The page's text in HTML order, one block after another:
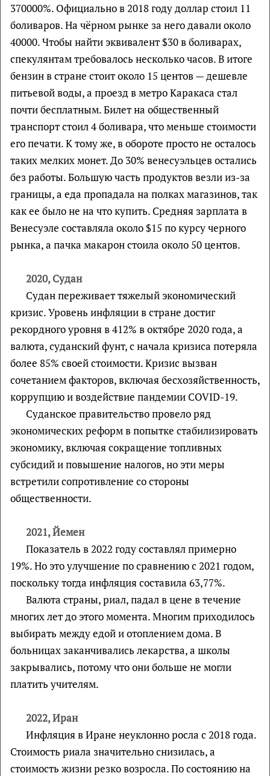
370000%. Официально в 2018 году доллар стоил 11
боливаров. На чёрном рынке за него давали около
40000. Чтобы найти эквивалент $30 в боливарах,
спекулянтам требовалось несколько часов. В итоге
бензин в стране стоит около 15 центов — дешевле
питьевой воды, а проезд в метро Каракаса стал
почти бесплатным. Билет на общественный
транспорт стоил 4 боливара, что меньше стоимости
его печати. К тому же, в обороте просто не осталось
таких мелких монет. До 30% венесуэльцев остались
без работы. Большую часть продуктов везли из-за
границы, а еда пропадала на полках магазинов, так
как ее было не на что купить. Средняя зарплата в
Венесуэле составляла около $15 по курсу черного
рынка, а пачка макарон стоила около 50 центов.
2020, Судан
Судан переживает тяжелый экономический
кризис. Уровень инфляции в стране достиг
рекордного уровня в 412% в октябре 2020 года, а
валюта, суданский фунт, с начала кризиса потеряла
более 85% своей стоимости. Кризис вызван
сочетанием факторов, включая бесхозяйственность,
коррупцию и воздействие пандемии COVID-19.
Суданское правительство провело ряд
экономических реформ в попытке стабилизировать
экономику, включая сокращение топливных
субсидий и повышение налогов, но эти меры
встретили сопротивление со стороны
общественности.
2021, Йемен
Показатель в 2022 году составлял примерно
19%. Но это улучшение по сравнению с 2021 годом,
поскольку тогда инфляция составила 63,77%.
Валюта страны, риал, падал в цене в течение
многих лет до этого момента. Многим приходилось
выбирать между едой и отоплением дома. В
больницах заканчивались лекарства, а школы
закрывались, потому что они больше не могли
платить учителям.
2022, Иран
Инфляция в Иране неуклонно росла с 2018 года.
Стоимость риала значительно снизилась, а
стоимость жизни резко возросла. По состоянию на